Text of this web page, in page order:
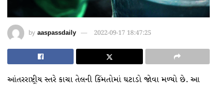
by aaspassdaily 2022-09-17 18:47:25
આંતરરાષ્ટ્રીય સ્તરે કાચા તેલની કિંમતોમાં ઘટાડો જોવા મળ્યો છે. આ